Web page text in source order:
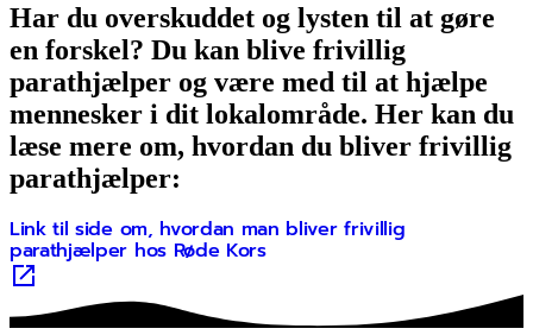
Har du overskuddet og lysten til at gøre
en forskel? Du kan blive frivillig
parathjælper og være med til at hjælpe
mennesker i dit lokalområde. Her kan du
læse mere om, hvordan du bliver frivillig
parathjælper:
Link til side om, hvordan man bliver frivillig
parathjælper hos Røde Kors